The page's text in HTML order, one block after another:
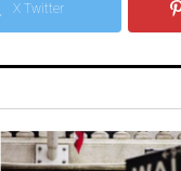
X Twitter